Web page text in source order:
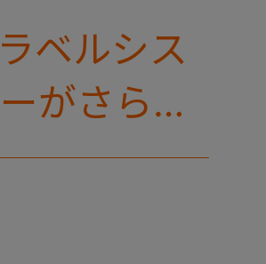
ベルシス
がさらに